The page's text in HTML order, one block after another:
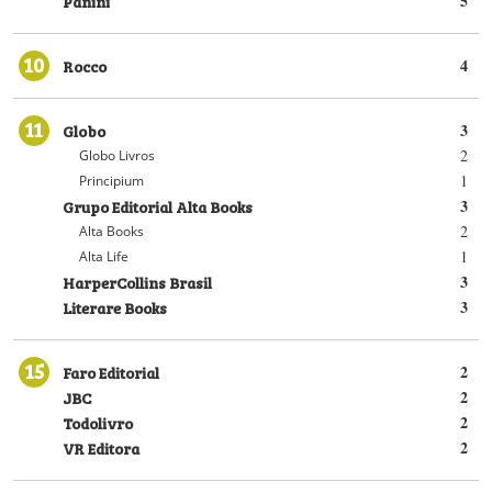
10 4
Rocco
11 3
Globo
2
Globo Livros
1
Principium
3
Grupo Editorial Alta Books
2
Alta Books
1
Alta Life
3
HarperCollins Brasil
3
Literare Books
15 2
Faro Editorial
2
JBC
2
Todolivro
2
VR Editora